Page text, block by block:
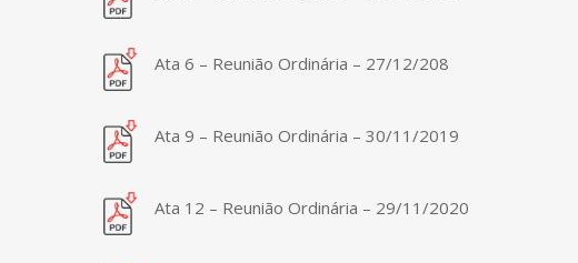
Ata 6 – Reunião Ordinária – 27/12/208
Ata 9 – Reunião Ordinária – 30/11/2019
Ata 12 – Reunião Ordinária – 29/11/2020